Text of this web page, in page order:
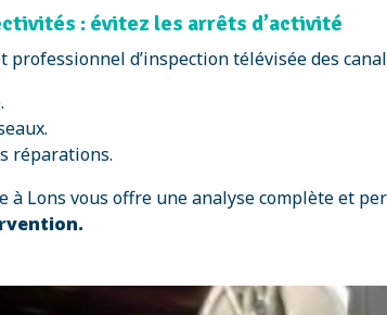
: évitez les arrêts d’activité
d’inspection télévisée des
réparations.
à Lons vous offre une analyse complète et